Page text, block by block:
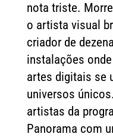
nota triste.
o artista visual
criador de
instalações
artes digitais se
universos
artistas da
Panorama com